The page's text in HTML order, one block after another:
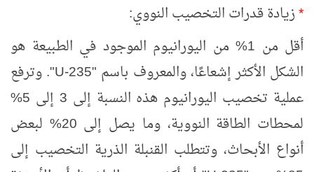
*زيادة قدرات التخصيب النووي:
أقل من 1% من اليورانيوم الموجود في الطبيعة هو
الشكل الأكثر إشعاعًا، والمعروف باسم "U-235". وترفع
عملية تخصيب اليورانيوم هذه النسبة إلى 3 إلى 5%
لمحطات الطاقة النووية، وما يصل إلى 20% لبعض
أنواع الأبحاث، وتتطلب القنبلة الذرية التخصيب إلى